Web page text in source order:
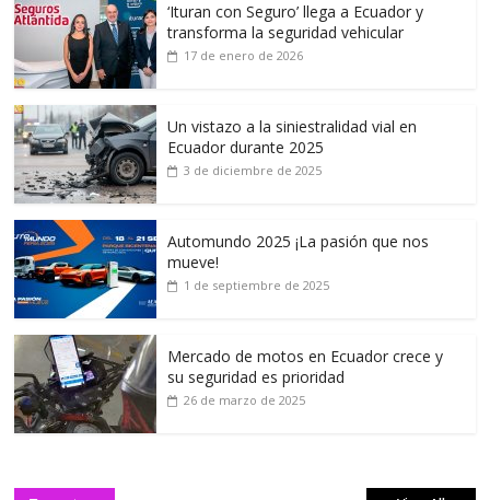
‘Ituran con Seguro’ llega a Ecuador y
transforma la seguridad vehicular
17 de enero de 2026
Un vistazo a la siniestralidad vial en
Ecuador durante 2025
3 de diciembre de 2025
Automundo 2025 ¡La pasión que nos
mueve!
1 de septiembre de 2025
Mercado de motos en Ecuador crece y
su seguridad es prioridad
26 de marzo de 2025